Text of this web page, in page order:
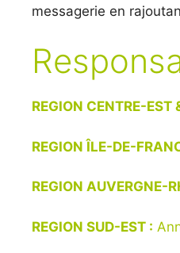
messagerie en
REGION CENTRE-EST
REGION ÎLE-DE-
REGION AUVERGNE-
REGION SUD-EST :